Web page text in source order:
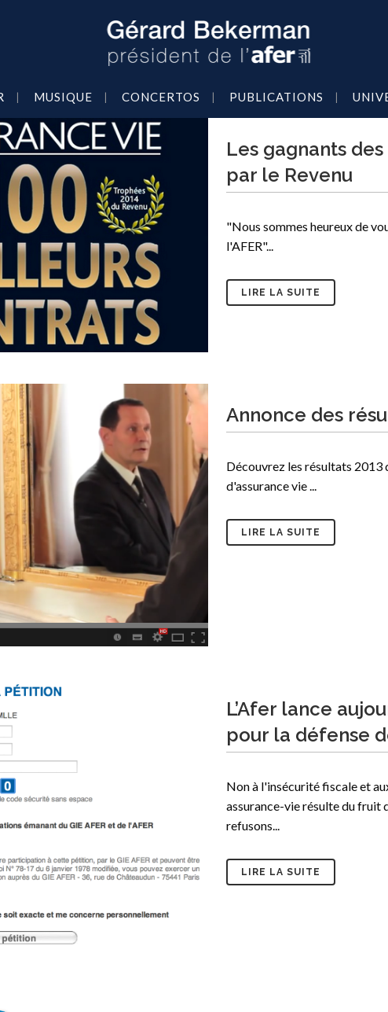
MUSIQUE CONCERTOS PUBLICATIONS
Les gagnants
par le Revenu
"Nous sommes heureux de
l'AFER"...
LIRE LA SUITE
Annonce des
Découvrez les résultats
d'assurance vie ...
LIRE LA SUITE
L’Afer lance
pour la défense
Non à l'insécurité fiscale et
assurance-vie résulte du fruit
refusons...
LIRE LA SUITE